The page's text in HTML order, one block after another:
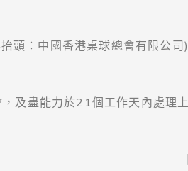
：中國香港桌球總會有限公司
及盡能力於21個工作天內處理